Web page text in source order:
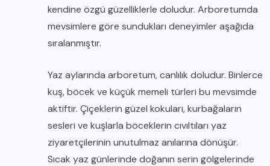
kendine özgü güzelliklerle doludur. Arboretumda
mevsimlere göre sundukları deneyimler aşağıda
sıralanmıştır.
Yaz aylarında arboretum, canlılık doludur. Binlerce
kuş, böcek ve küçük memeli türleri bu mevsimde
aktiftir. Çiçeklerin güzel kokuları, kurbağaların
sesleri ve kuşlarla böceklerin cıvıltıları yaz
ziyaretçilerinin unutulmaz anılarına dönüşür.
Sıcak yaz günlerinde doğanın serin gölgelerinde